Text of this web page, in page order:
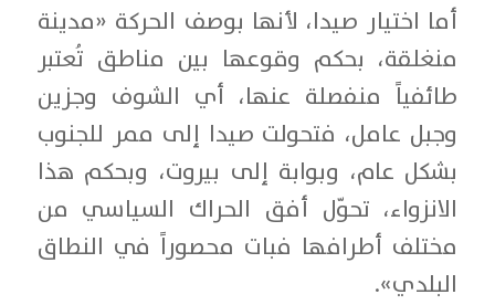
أما اختيار صيدا، لأنها بوصف الحركة «مدينة
منغلقة، بحكم وقوعها بين مناطق تُعتبر
طائفياً منفصلة عنها، أي الشوف وجزين
وجبل عامل، فتحولت صيدا إلى ممر للجنوب
بشكل عام، وبوابة إلى بيروت، وبحكم هذا
الانزواء، تحوّل أفق الحراك السياسي من
مختلف أطرافها فبات محصوراً في النطاق
البلدي».